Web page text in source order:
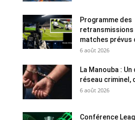
Programme des
retransmissions
matches prévus
6 août 2026
La Manouba :
réseau criminel,
6 août 2026
Conférence